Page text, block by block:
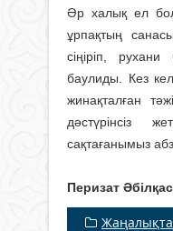
Әр халық ел
ұрпақтың
сіңіріп,
баулиды. Кез
жинақталған
дәстүрінсіз
сақтағанымыз
Перизат